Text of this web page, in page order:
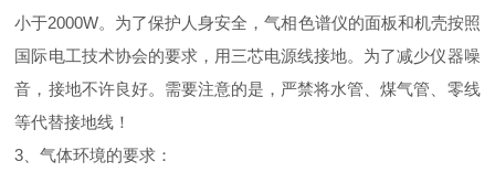
小于2000W。为了保护人身安全，气相色谱仪的面板和机壳按照
国际电工技术协会的要求，用三芯电源线接地。为了减少仪器噪
音，接地不许良好。需要注意的是，严禁将水管、煤气管、零线
等代替接地线！
3、气体环境的要求：